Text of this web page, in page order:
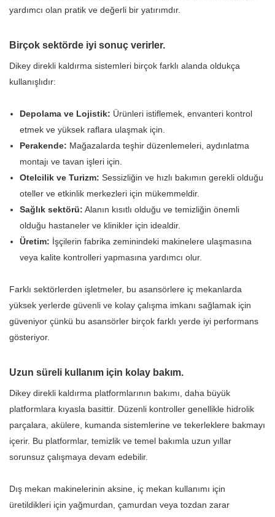
yardımcı olan pratik ve değerli bir yatırımdır.
Birçok sektörde iyi sonuç verirler.
Dikey direkli kaldırma sistemleri birçok farklı alanda oldukça
kullanışlıdır:
Depolama ve Lojistik: Ürünleri istiflemek, envanteri kontrol
etmek ve yüksek raflara ulaşmak için.
Perakende: Mağazalarda teşhir düzenlemeleri, aydınlatma
montajı ve tavan işleri için.
Otelcilik ve Turizm: Sessizliğin ve hızlı bakımın gerekli olduğu
oteller ve etkinlik merkezleri için mükemmeldir.
Sağlık sektörü: Alanın kısıtlı olduğu ve temizliğin önemli
olduğu hastaneler ve klinikler için idealdir.
Üretim: İşçilerin fabrika zeminindeki makinelere ulaşmasına
veya kalite kontrolleri yapmasına yardımcı olur.
Farklı sektörlerden işletmeler, bu asansörlere iç mekanlarda
yüksek yerlerde güvenli ve kolay çalışma imkanı sağlamak için
güveniyor çünkü bu asansörler birçok farklı yerde iyi performans
gösteriyor.
Uzun süreli kullanım için kolay bakım.
Dikey direkli kaldırma platformlarının bakımı, daha büyük
platformlara kıyasla basittir. Düzenli kontroller genellikle hidrolik
parçalara, akülere, kumanda sistemlerine ve tekerleklere bakmayı
içerir. Bu platformlar, temizlik ve temel bakımla uzun yıllar
sorunsuz çalışmaya devam edebilir.
Dış mekan makinelerinin aksine, iç mekan kullanımı için
üretildikleri için yağmurdan, çamurdan veya tozdan zarar